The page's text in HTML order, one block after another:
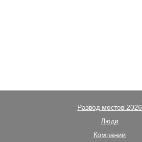
Развод мостов 2026
Люди
Компании